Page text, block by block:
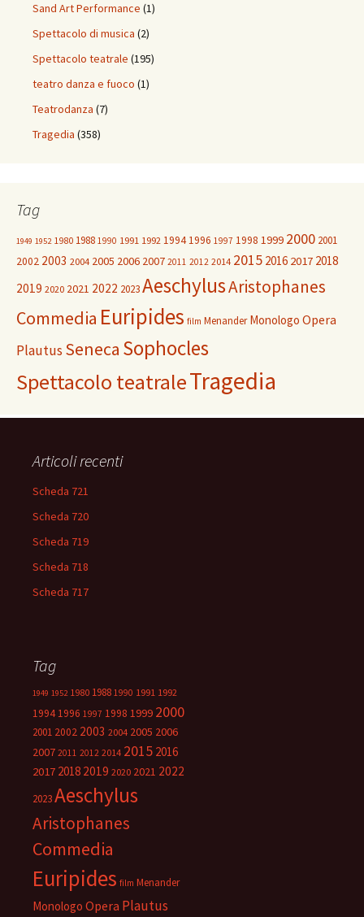
Sand Art Performance (1)
Spettacolo di musica (2)
Spettacolo teatrale (195)
teatro danza e fuoco (1)
Teatrodanza (7)
Tragedia (358)
Tag
1949 1952 1980 1988 1990 1991 1992 19941996 1997 1998 1999 2000 2001
2002 2003 2004 2005 2006 2007 2011 2012 2014 2015 2016 2017 2018
2019 2020 2021 2022 2023AeschylusAristophanes
Commedia Euripides film Menander Monologo Opera
PlautusSeneca Sophocles
Spettacolo teatraleTragedia
Articoli recenti
Scheda 721
Scheda 720
Scheda 719
Scheda 718
Scheda 717
Tag
1949 1952 1980 1988 1990 1991 1992
1994 1996 1997 1998 1999 2000
2001 2002 2003 2004 2005 2006
2007 2011 2012 2014 2015 2016
2017 2018 2019 2020 2021 2022
2023Aeschylus
Aristophanes
Commedia
Euripides film Menander
Monologo Opera Plautus